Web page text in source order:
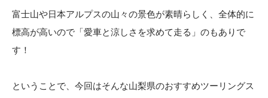
富士山や日本アルプスの山々の景色が素晴らしく、全体的に
標高が高いので「愛車と涼しさを求めて走る」のもありで
す！
ということで、今回はそんな山梨県のおすすめツーリングス